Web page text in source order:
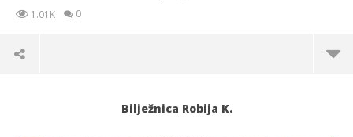
1.01K 0
Bilježnica Robija K.